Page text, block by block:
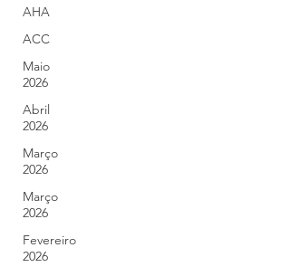
AHA
ACC
Maio
2026
Abril
2026
Março
2026
Março
2026
Fevereiro
2026